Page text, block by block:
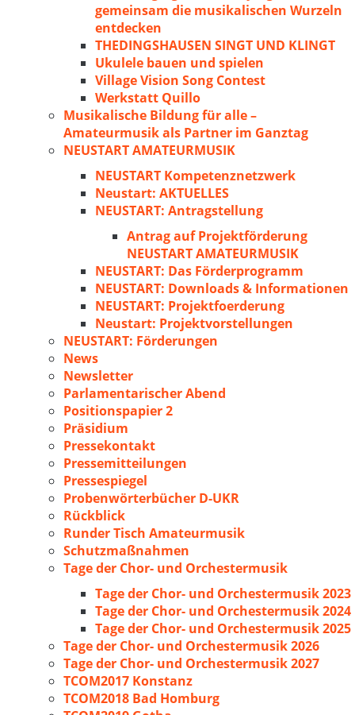
gemeinsam die musikalischen Wurzeln
entdecken
THEDINGSHAUSEN SINGT UND KLINGT
Ukulele bauen und spielen
Village Vision Song Contest
Werkstatt Quillo
Musikalische Bildung für alle –
Amateurmusik als Partner im Ganztag
NEUSTART AMATEURMUSIK
NEUSTART Kompetenznetzwerk
Neustart: AKTUELLES
NEUSTART: Antragstellung
Antrag auf Projektförderung
NEUSTART AMATEURMUSIK
NEUSTART: Das Förderprogramm
NEUSTART: Downloads & Informationen
NEUSTART: Projektfoerderung
Neustart: Projektvorstellungen
NEUSTART: Förderungen
News
Newsletter
Parlamentarischer Abend
Positionspapier 2
Präsidium
Pressekontakt
Pressemitteilungen
Pressespiegel
Probenwörterbücher D-UKR
Rückblick
Runder Tisch Amateurmusik
Schutzmaßnahmen
Tage der Chor- und Orchestermusik
Tage der Chor- und Orchestermusik 2023
Tage der Chor- und Orchestermusik 2024
Tage der Chor- und Orchestermusik 2025
Tage der Chor- und Orchestermusik 2026
Tage der Chor- und Orchestermusik 2027
TCOM2017 Konstanz
TCOM2018 Bad Homburg